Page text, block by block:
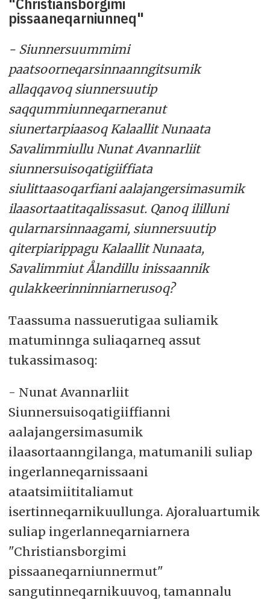
pissaaneqarniunneq"
- Siunnersuummimi
paatsoorneqarsinnaanngitsumik
allaqqavoq siunnersuutip
saqqummiunneqarneranut
siunertarpiaasoq Kalaallit Nunaata
Savalimmiullu Nunat Avannarliit
siunnersuisoqatigiiffiata
siulittaasoqarfiani aalajangersimasumik
ilaasortaatitaqalissasut. Qanoq ililluni
qularnarsinnaagami, siunnersuutip
qiterpiarippagu Kalaallit Nunaata,
Savalimmiut Ålandillu inissaannik
qulakkeerinninniarnerusoq?
Taassuma nassuerutigaa suliamik
matuminnga suliaqarneq assut
tukassimasoq:
- Nunat Avannarliit
Siunnersuisoqatigiiffianni
aalajangersimasumik
ilaasortaanngilanga, matumanili suliap
ingerlanneqarnissaani
ataatsimiititaliamut
isertinneqarnikuullunga. Ajoraluartumik
suliap ingerlanneqarniarnera
"Christiansborgimi
pissaaneqarniunnermut"
sangutinneqarnikuuvoq, tamannalu